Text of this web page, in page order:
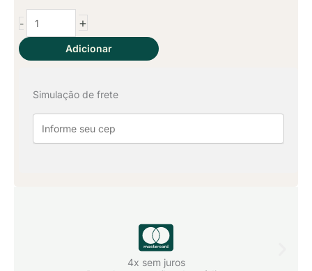
era:
R$ 89,90.
-
de
Cobrir
Malha
Rosa
Bebê
quantidade
+
Adicionar
Simulação de frete
4x sem juros